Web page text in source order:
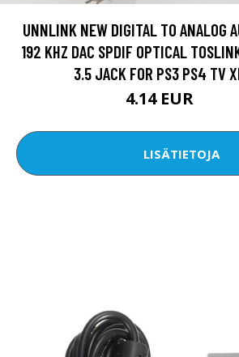
UNNLINK NEW DIGITAL TO ANALOG
192 KHZ DAC SPDIF OPTICAL
3.5 JACK FOR PS3 PS4 TV
4.14 EUR
LISÄTIETOJA